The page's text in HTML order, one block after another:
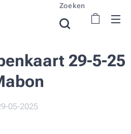
Zoeken
29-5-25
05-2025